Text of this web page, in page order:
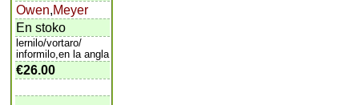
Owen,Meyer
En stoko
lernilo/vortaro/
informilo,en la angla
€26.00